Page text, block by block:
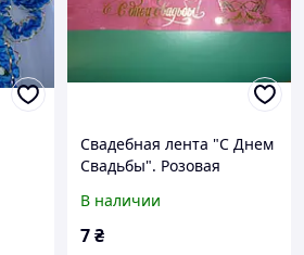
Свадебная лента "С Днем
Свадьбы". Розовая
В наличии
7₴